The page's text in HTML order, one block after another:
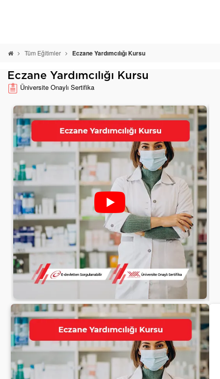
Tüm Eğitimler Eczane Yardımcılığı Kursu
Eczane Yardımcılığı Kursu
Üniversite Onaylı Sertifika